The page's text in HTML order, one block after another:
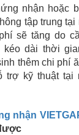
nhận hoặc
tập trung
sẽ tăng do
kéo dài thời
thêm chi phí
trợ kỹ thuật tại
nhận